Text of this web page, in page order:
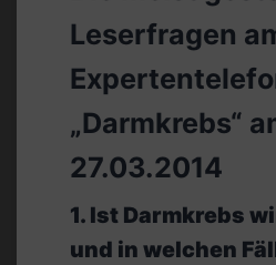
Leserfragen
„Darmkrebs“
27.03.2014
1. Ist Darmkrebs
und in welchen